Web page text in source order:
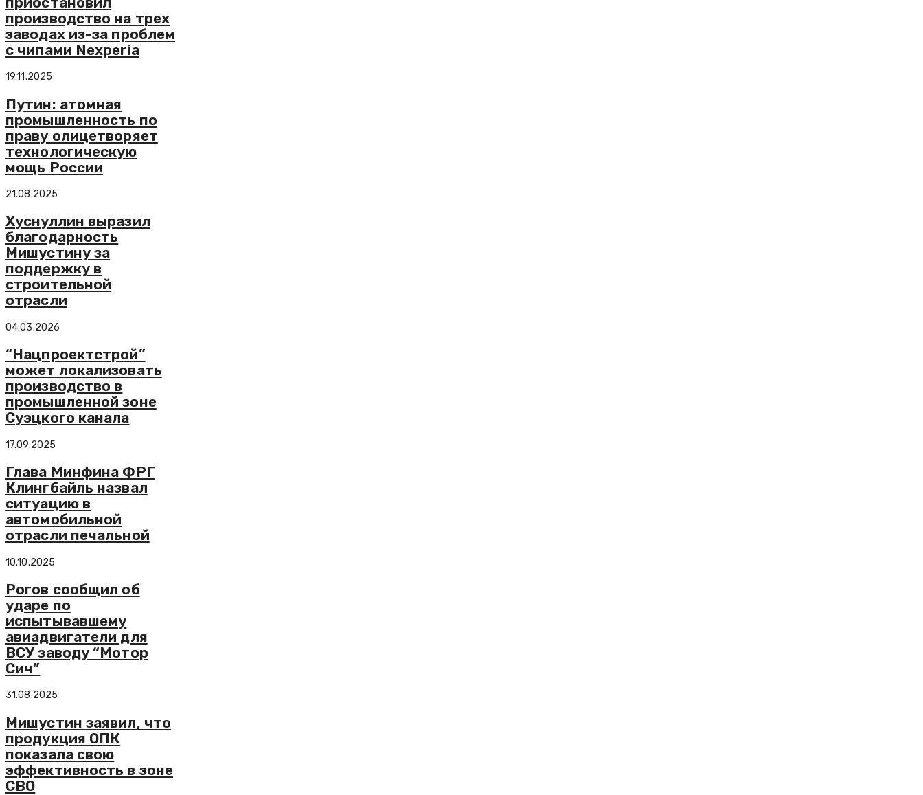
производство на трех
заводах из-за проблем
с чипами Nexperia
19.11.2025
Путин: атомная
промышленность по
праву олицетворяет
технологическую
мощь России
21.08.2025
Хуснуллин выразил
благодарность
Мишустину за
поддержку в
строительной
отрасли
04.03.2026
“Нацпроектстрой”
может локализовать
производство в
промышленной зоне
Суэцкого канала
17.09.2025
Глава Минфина ФРГ
Клингбайль назвал
ситуацию в
автомобильной
отрасли печальной
10.10.2025
Рогов сообщил об
ударе по
испытывавшему
авиадвигатели для
ВСУ заводу “Мотор
Сич”
31.08.2025
Мишустин заявил, что
продукция ОПК
показала свою
эффективность в зоне
СВО